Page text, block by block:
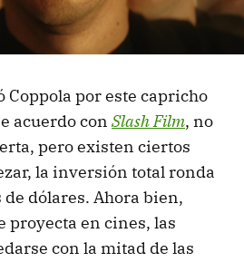
Coppola por este capricho
acuerdo con Slash Film, no
pero existen ciertos
la inversión total ronda
dólares. Ahora bien,
proyecta en cines, las
con la mitad de las